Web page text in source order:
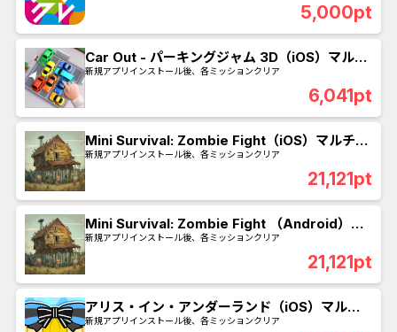
5,000pt
Car Out - パーキングジャム 3D（iOS）マルチ
ミッション
新規アプリインストール後、各ミッションクリア
6,041pt
Mini Survival: Zombie Fight（iOS）マルチミ
ッション
新規アプリインストール後、各ミッションクリア
21,121pt
Mini Survival: Zombie Fight （Android）マ
ルチミッション
新規アプリインストール後、各ミッションクリア
21,121pt
アリス・イン・アンダーランド（iOS）マルチ
ミッション
新規アプリインストール後、各ミッションクリア